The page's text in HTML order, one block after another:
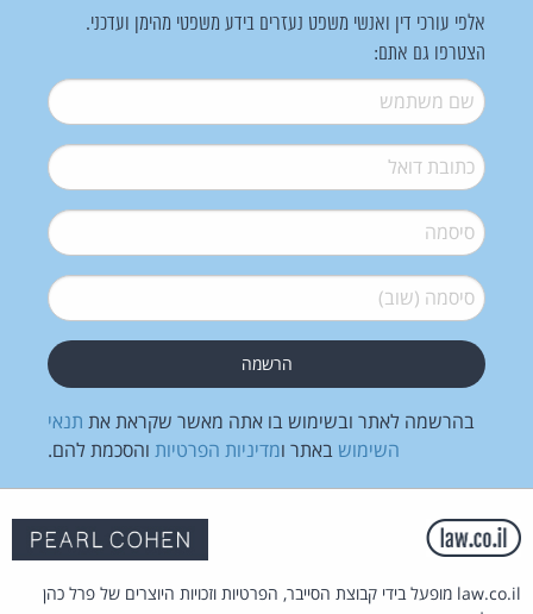
אלפי עורכי דין ואנשי משפט נעזרים בידע משפטי מהימן ועדכני.
הצטרפו גם אתם:
שם משתמש*
דואל*
סיסמה*
סיסמה (שוב)*
בהרשמה לאתר ובשימוש בו אתה מאשר שקראת את תנאי
השימוש באתר ומדיניות הפרטיות והסכמת להם.
law.co.il מופעל בידי קבוצת הסייבר, הפרטיות וזכויות היוצרים של פרל כהן